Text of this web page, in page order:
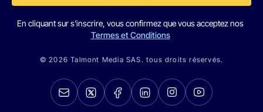
En cliquant sur s'inscrire, vous confirmez que vous acceptez nos
Termes et Conditions
© 2026 Talmont Media SAS. tous droits réservés.